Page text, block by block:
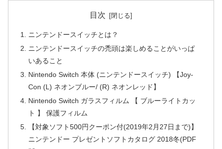
目次
ニンテンドースイッチとは？
ニンテンドースイッチの禿頭は楽しめることがいっぱ
いあること
Nintendo Switch 本体 (ニンテンドースイッチ) 【Joy-
Con (L) ネオンブルー/ (R) ネオンレッド】
Nintendo Switch ガラスフィルム 【 ブルーライトカッ
ト 】 保護フィルム
【対象ソフト500円クーポン付(2019年2月27日まで)】
ニンテンドー プレゼントソフトカタログ 2018冬(PDF